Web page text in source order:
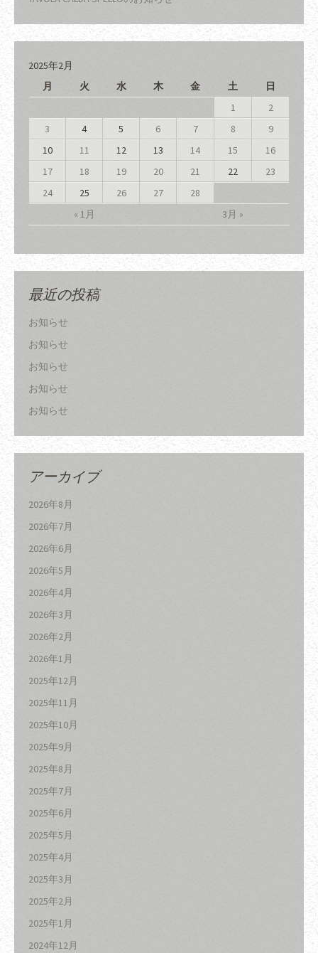
2025年2月
月
火 水 木 金 土 日
« 1月 3月 »
1
2
3
4 5 6 7 8
9
10
11 12 13 14 15
16
17
18 19 20 21 22
23
24
25 26 27 28
最近の投稿
お知らせ
お知らせ
お知らせ
お知らせ
お知らせ
アーカイブ
2026年8月
2026年7月
2026年6月
2026年5月
2026年4月
2026年3月
2026年2月
2026年1月
2025年12月
2025年11月
2025年10月
2025年9月
2025年8月
2025年7月
2025年6月
2025年5月
2025年4月
2025年3月
2025年2月
2025年1月
2024年12月